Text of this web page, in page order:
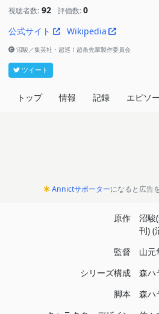
視聴者数: 92 評価数: 0
公式サイト
Wikipedia
沼駿／集英社・超巡！超条先輩製作委員会
ツイート
トップ 情報 記録 エピソ
Annictサポーターになると広告
原作
沼駿
刊) (
監督
山元
シリーズ構成
森ハ
脚本
森ハ